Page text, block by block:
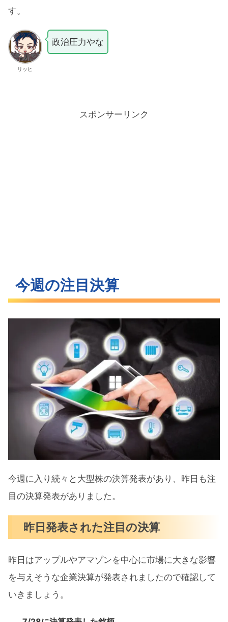
す。
リッヒ
政治圧力やな
スポンサーリンク
今週の注目決算
今週に入り続々と大型株の決算発表があり、昨日も注
目の決算発表がありました。
昨日発表された注目の決算
昨日はアップルやアマゾンを中心に市場に大きな影響
を与えそうな企業決算が発表されましたので確認して
いきましょう。